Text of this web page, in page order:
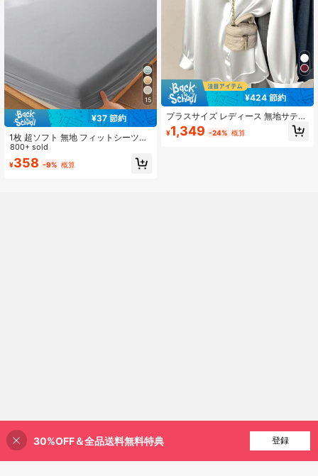
15
¥37 節約
1枚 超ソフト 無地 フィットシーツ、
寝具、夏用寮寝具、マットレスカバ
ー、新学期、ディープポケットフィ
ットシーツ、ソフトで通気性抜群、
800+ sold
¥358 -9% 概算
¥424 節約
プラスサイズ レディース 無地サテン
長袖ブラウス、尖った襟 シングルブ
レスト トップ、エレガントカジュア
¥1,349 -24% 概算
51% 割引！
30%OFF＆全品送料無料特典 登録